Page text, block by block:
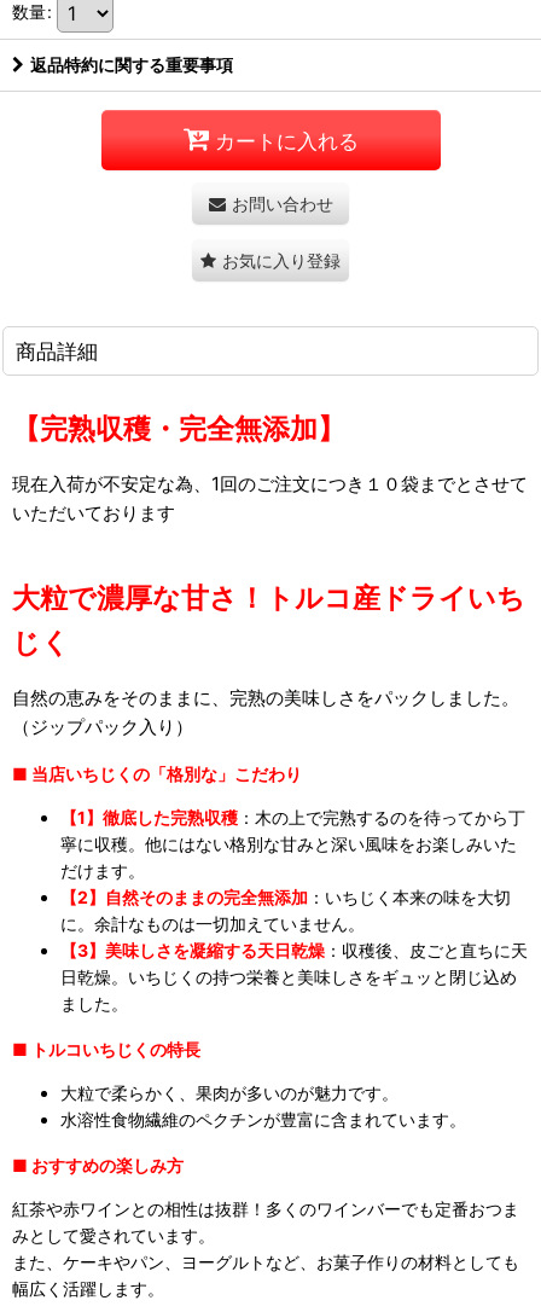
数量:
返品特約に関する重要事項
カートに入れる
お問い合わせ
お気に入り登録
商品詳細
【完熟収穫・完全無添加】
現在入荷が不安定な為、1回のご注文につき１０袋までとさせて
いただいております
大粒で濃厚な甘さ！トルコ産ドライいち
じく
自然の恵みをそのままに、完熟の美味しさをパックしました。
（ジップパック入り）
■ 当店いちじくの「格別な」こだわり
【1】徹底した完熟収穫 ：木の上で完熟するのを待ってから丁
寧に収穫。他にはない格別な甘みと深い風味をお楽しみいた
だけます。
【2】自然そのままの完全無添加 ：いちじく本来の味を大切
に。余計なものは一切加えていません。
【3】美味しさを凝縮する天日乾燥 ：収穫後、皮ごと直ちに天
日乾燥。いちじくの持つ栄養と美味しさをギュッと閉じ込め
ました。
■ トルコいちじくの特長
大粒で柔らかく、果肉が多いのが魅力です。
水溶性食物繊維のペクチンが豊富に含まれています。
■ おすすめの楽しみ方
紅茶や赤ワインとの相性は抜群！多くのワインバーでも定番おつま
みとして愛されています。
また、ケーキやパン、ヨーグルトなど、お菓子作りの材料としても
幅広く活躍します。